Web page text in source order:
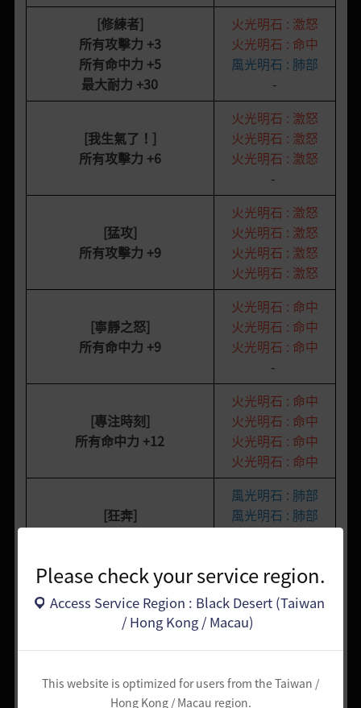
Please check your service region.
Access Service Region : Black Desert (Taiwan
/ Hong Kong / Macau)
This website is optimized for users from the Taiwan /
Hong Kong / Macau region.
[修練者]
所有攻擊力 +3
所有命中力 +5
最大耐力 +30
火光明石 : 激怒
火光明石 : 命中
風光明石 : 肺部
-
[我生氣了！ ]
所有攻擊力 +6
火光明石 : 激怒
火光明石 : 激怒
火光明石 : 激怒
-
[猛攻]
所有攻擊力 +9
火光明石 : 激怒
火光明石 : 激怒
火光明石 : 激怒
火光明石 : 激怒
[寧靜之怒]
所有命中力 +9
火光明石 : 命中
火光明石 : 命中
火光明石 : 命中
-
[專注時刻]
所有命中力 +12
火光明石 : 命中
火光明石 : 命中
火光明石 : 命中
火光明石 : 命中
[狂奔]
風光明石 : 肺部
風光明石 : 肺部
[接力]
最大耐力 +150
風光明石 : 肺部
風光明石 : 肺部
風光明石 : 肺部
風光明石 : 肺部
[拳頭錘煉]
所有攻擊力+10
火光明石 : 激怒
火光明石 : 命中